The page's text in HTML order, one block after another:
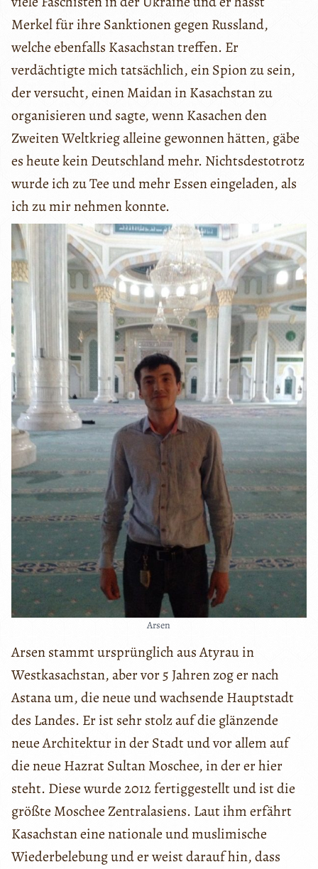
Merkel für ihre Sanktionen gegen Russland,
welche ebenfalls Kasachstan treffen. Er
verdächtigte mich tatsächlich, ein Spion zu sein,
der versucht, einen Maidan in Kasachstan zu
organisieren und sagte, wenn Kasachen den
Zweiten Weltkrieg alleine gewonnen hätten, gäbe
es heute kein Deutschland mehr. Nichtsdestotrotz
wurde ich zu Tee und mehr Essen eingeladen, als
ich zu mir nehmen konnte.
Arsen
Arsen stammt ursprünglich aus Atyrau in
Westkasachstan, aber vor 5 Jahren zog er nach
Astana um, die neue und wachsende Hauptstadt
des Landes. Er ist sehr stolz auf die glänzende
neue Architektur in der Stadt und vor allem auf
die neue Hazrat Sultan Moschee, in der er hier
steht. Diese wurde 2012 fertiggestellt und ist die
größte Moschee Zentralasiens. Laut ihm erfährt
Kasachstan eine nationale und muslimische
Wiederbelebung und er weist darauf hin, dass